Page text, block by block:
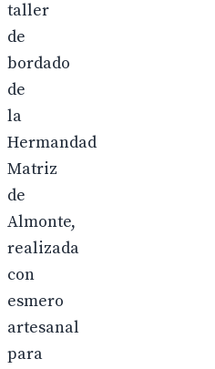
taller
de
bordado
de
la
Hermandad
Matriz
de
Almonte,
realizada
con
esmero
artesanal
para